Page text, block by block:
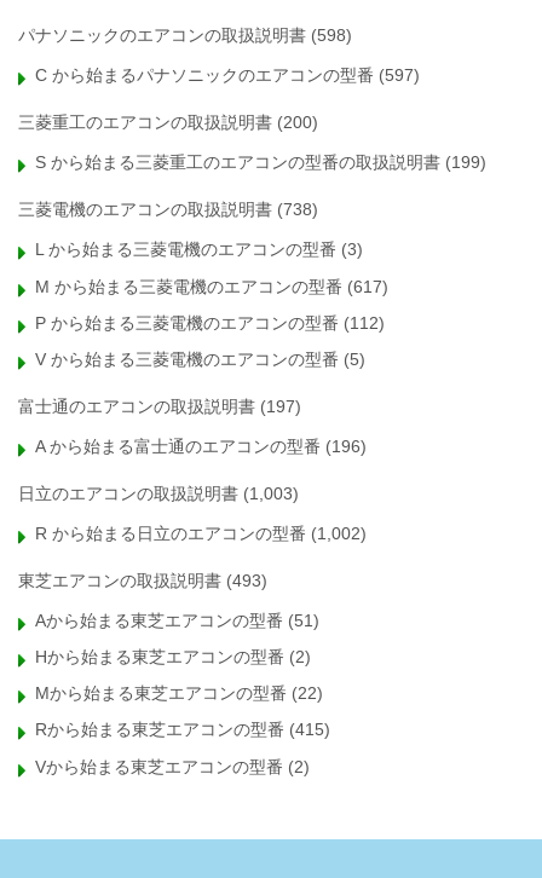
パナソニックのエアコンの取扱説明書 (598)
C から始まるパナソニックのエアコンの型番 (597)
三菱重工のエアコンの取扱説明書 (200)
S から始まる三菱重工のエアコンの型番の取扱説明書 (199)
三菱電機のエアコンの取扱説明書 (738)
L から始まる三菱電機のエアコンの型番 (3)
M から始まる三菱電機のエアコンの型番 (617)
P から始まる三菱電機のエアコンの型番 (112)
V から始まる三菱電機のエアコンの型番 (5)
富士通のエアコンの取扱説明書 (197)
A から始まる富士通のエアコンの型番 (196)
日立のエアコンの取扱説明書 (1,003)
R から始まる日立のエアコンの型番 (1,002)
東芝エアコンの取扱説明書 (493)
Aから始まる東芝エアコンの型番 (51)
Hから始まる東芝エアコンの型番 (2)
Mから始まる東芝エアコンの型番 (22)
Rから始まる東芝エアコンの型番 (415)
Vから始まる東芝エアコンの型番 (2)